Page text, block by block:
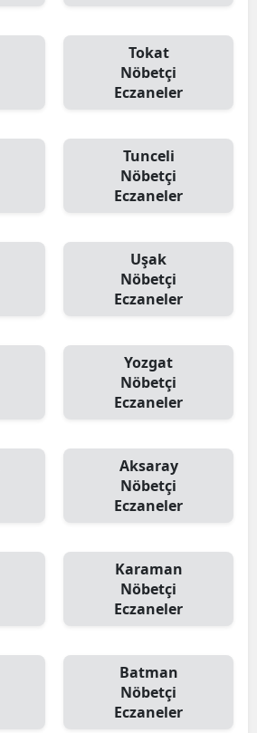
Tokat
Nöbetçi
Eczaneler
Tunceli
Nöbetçi
Eczaneler
Uşak
Nöbetçi
Eczaneler
Yozgat
Nöbetçi
Eczaneler
Aksaray
Nöbetçi
Eczaneler
Karaman
Nöbetçi
Eczaneler
Batman
Nöbetçi
Eczaneler